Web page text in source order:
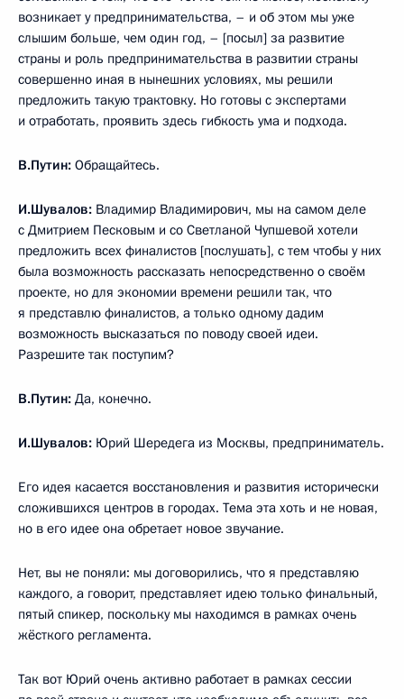
возникает у предпринимательства, – и об этом мы уже
слышим больше, чем один год, – [посыл] за развитие
страны и роль предпринимательства в развитии страны
совершенно иная в нынешних условиях, мы решили
предложить такую трактовку. Но готовы с экспертами
и отработать, проявить здесь гибкость ума и подхода.
В.Путин: Обращайтесь.
И.Шувалов: Владимир Владимирович, мы на самом деле
с Дмитрием Песковым и со Светланой Чупшевой хотели
предложить всех финалистов [послушать], с тем чтобы у них
была возможность рассказать непосредственно о своём
проекте, но для экономии времени решили так, что
я представлю финалистов, а только одному дадим
возможность высказаться по поводу своей идеи.
Разрешите так поступим?
В.Путин: Да, конечно.
И.Шувалов: Юрий Шередега из Москвы, предприниматель.
Его идея касается восстановления и развития исторически
сложившихся центров в городах. Тема эта хоть и не новая,
но в его идее она обретает новое звучание.
Нет, вы не поняли: мы договорились, что я представляю
каждого, а говорит, представляет идею только финальный,
пятый спикер, поскольку мы находимся в рамках очень
жёсткого регламента.
Так вот Юрий очень активно работает в рамках сессии